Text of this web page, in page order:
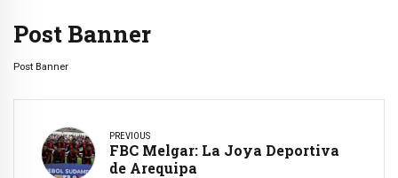
Post Banner
Post Banner
PREVIOUS
FBC Melgar: La Joya Deportiva
de Arequipa